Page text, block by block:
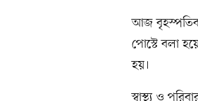
আজ
পোস্টে বলা
হয়।
স্বাস্থ্য ও